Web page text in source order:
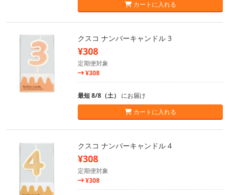
カートに入れる
クスコ ナンバーキャンドル 3
¥308
定期便対象
¥308
最短 8/8（土） にお届け
カートに入れる
クスコ ナンバーキャンドル 4
¥308
定期便対象
¥308